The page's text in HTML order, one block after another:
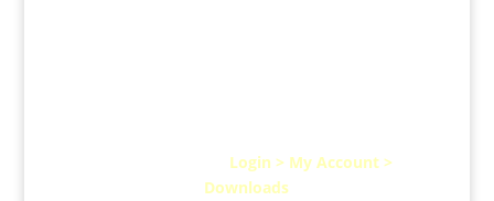
Login > My Account >
Downloads